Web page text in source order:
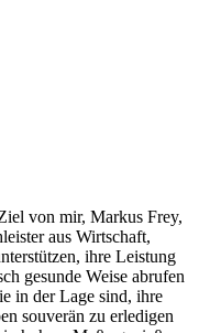
von mir, Markus Frey,
aus Wirtschaft,
ihre Leistung
gesunde Weise abrufen
in der Lage sind, ihre
souverän zu erledigen